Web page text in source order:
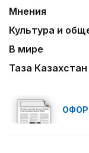
Мнения
Культура и
В мире
Таза Казахстан